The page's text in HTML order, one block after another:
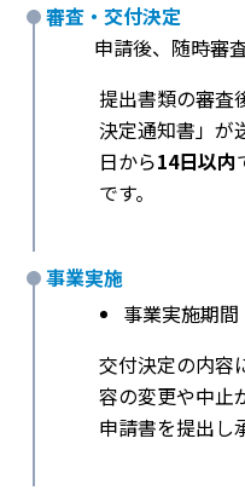
審査・交付決定
申請後、随時審
提出書類の審査
決定通知書」が
日から14日以内
です。
事業実施
事業実施期間
交付決定の内容
容の変更や中止
申請書を提出し